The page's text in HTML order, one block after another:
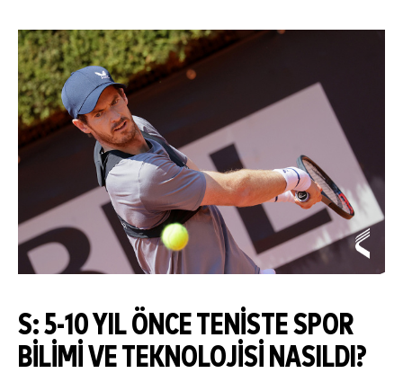
S: 5-10 YIL ÖNCE TENISTE SPOR
BILIMI VE TEKNOLOJISI NASILDI?